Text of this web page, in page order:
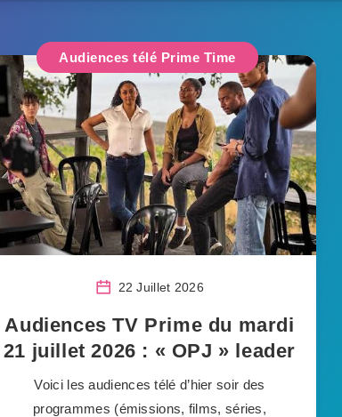
Audiences télé Prime Time
22 Juillet 2026
Audiences TV Prime du mardi
21 juillet 2026 : « OPJ » leader
Voici les audiences télé d’hier soir des
programmes (émissions, films, séries,